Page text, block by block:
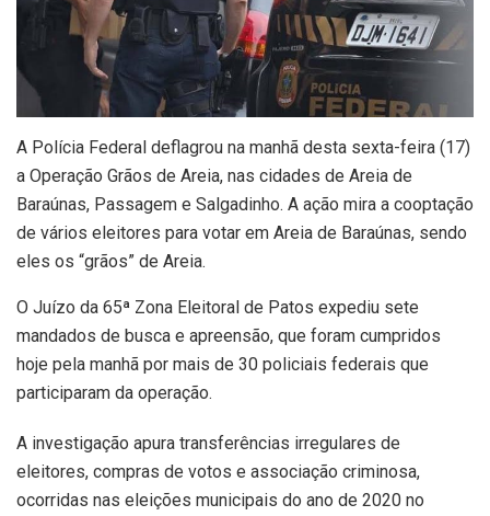
A Polícia Federal deflagrou na manhã desta sexta-feira (17)
a Operação Grãos de Areia, nas cidades de Areia de
Baraúnas, Passagem e Salgadinho. A ação mira a cooptação
de vários eleitores para votar em Areia de Baraúnas, sendo
eles os “grãos” de Areia.
O Juízo da 65ª Zona Eleitoral de Patos expediu sete
mandados de busca e apreensão, que foram cumpridos
hoje pela manhã por mais de 30 policiais federais que
participaram da operação.
A investigação apura transferências irregulares de
eleitores, compras de votos e associação criminosa,
ocorridas nas eleições municipais do ano de 2020 no